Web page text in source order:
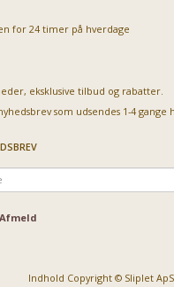
for 24 timer på hverdage
eksklusive tilbud og rabatter.
som udsendes 1-4 gange
Afmeld
Indhold Copyright © Sliplet ApS